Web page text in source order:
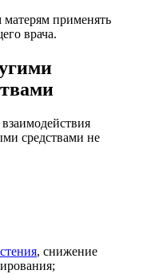
применять
врача.
средствами не
, снижение